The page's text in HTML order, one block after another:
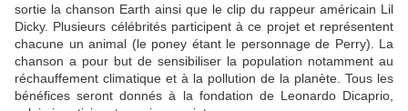
sortie la chanson Earth ainsi que le clip du rappeur américain Lil
Dicky. Plusieurs célébrités participent à ce projet et représentent
chacune un animal (le poney étant le personnage de Perry). La
chanson a pour but de sensibiliser la population notamment au
réchauffement climatique et à la pollution de la planète. Tous les
bénéfices seront donnés à la fondation de Leonardo Dicaprio,